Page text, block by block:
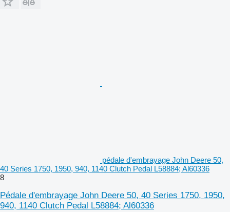
pédale d'embrayage John Deere 50,
40 Series 1750, 1950, 940, 1140 Clutch Pedal L58884; Al60336
8
Pédale d'embrayage John Deere 50, 40 Series 1750, 1950,
940, 1140 Clutch Pedal L58884; Al60336